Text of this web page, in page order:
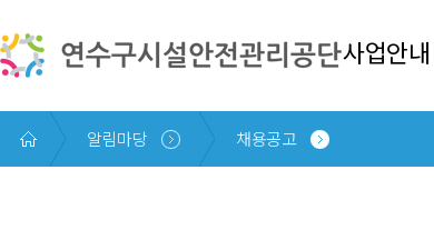
사업안내
알림마당 채용공고